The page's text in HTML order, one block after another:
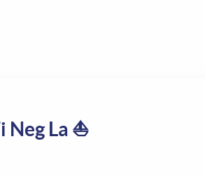
La ⛵️